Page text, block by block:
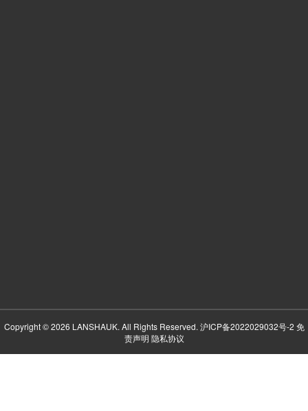
Copyright © 2026 LANSHAUK. All Rights Reserved. 沪ICP备2022029032号-2 免
责声明 隐私协议